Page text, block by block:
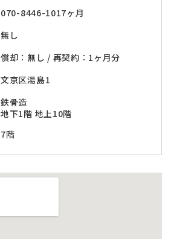
070-8446-1017ヶ月
無し
償却：無し / 再契約：1ヶ月分
文京区湯島1
鉄骨造
地下1階 地上10階
7階